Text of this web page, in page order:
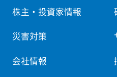
株主・投資家情報
災害対策
会社情報